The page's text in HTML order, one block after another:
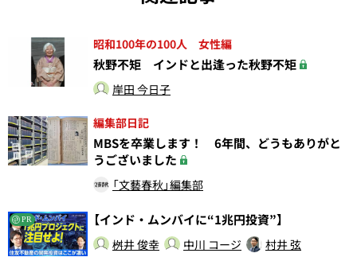
昭和100年の100人 女性編
秋野不矩 インドと出逢った秋野不矩
岸田 今日子
編集部日記
MBSを卒業します！ 6年間、どうもありがと
うございました
「文藝春秋」編集部
PR 【インド・ムンバイに“1兆円投資”】
桝井 俊幸 中川 コージ 村井 弦